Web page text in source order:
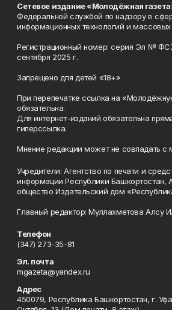
Сетевое издание «Молодёжная газета
Федеральной службой по надзору в
информационных технологий и
Регистрационный номер: серия Эл №
сентября 2025 г.
Запрещено для детей «18+»
При перепечатке ссылка на
обязательна.
Для интернет-изданий обязательна
гиперссылка.
Мнение редакции может не совпадать с
Учредители: Агентство по печати и
информации Республики Башкортостан,
общество Издательский дом
Главный редактор: Муллахметова Алсу
Телефон
(347) 273-35-81
Эл. почта
mgazeta@yandex.ru
Адрес
450079, Республика Башкортостан, г.